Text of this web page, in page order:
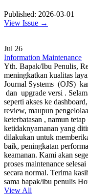
Published: 2026-03-01
View Issue →
Jul 26
Information Maintenance
Yth. Bapak/Ibu Penulis,
meningkatkan kualitas
Journal Systems (OJS)
dan upgrade versi .
seperti akses ke
review, maupun
keterbatasan , namun
ketidaknyamanan yang
dilakukan untuk
baik, peningkatan
keamanan. Kami akan
proses maintenance
secara normal. Terima
sama bapak/ibu penulis
View All